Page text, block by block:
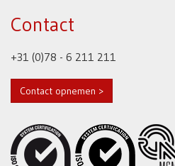
Contact
+31 (0)78 - 6 211 211
Contact opnemen >